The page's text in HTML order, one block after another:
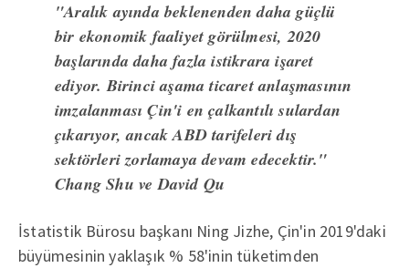
"Aralık ayında beklenenden daha güçlü
bir ekonomik faaliyet görülmesi, 2020
başlarında daha fazla istikrara işaret
ediyor. Birinci aşama ticaret anlaşmasının
imzalanması Çin'i en çalkantılı sulardan
çıkarıyor, ancak ABD tarifeleri dış
sektörleri zorlamaya devam edecektir."
Chang Shu ve David Qu
İstatistik Bürosu başkanı Ning Jizhe, Çin'in 2019'daki
büyümesinin yaklaşık % 58'inin tüketimden